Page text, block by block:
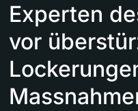
Experten
vor